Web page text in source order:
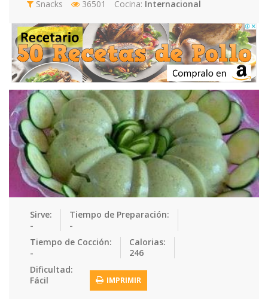
Ensaladas Equipment Frutas Galletas
Gelatinas Guarnicion… Helados Hot Dogs
Huevos Mariscos Mermeladas Muffins
Panes Para Niños Pastas Pasteles
Pescados Pizzas Platos Fue… Pollo
Postres Recetas de… Recetas Do… Recetas Fá…
Recetas Na…
Sandwiches Snacks
Tacos
Snacks 36501 Cocina: Internacional
Sirve:
-
Tiempo de Preparación:
-
Tiempo de Cocción:
-
Calorias:
246
Dificultad:
Fácil
IMPRIMIR